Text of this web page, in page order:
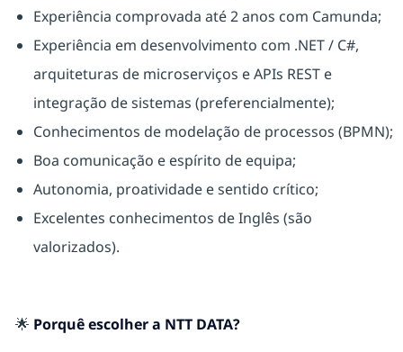
Experiência comprovada até 2 anos com Camunda;
Experiência em desenvolvimento com .NET / C#,
arquiteturas de microserviços e APIs REST e
integração de sistemas (preferencialmente);
Conhecimentos de modelação de processos (BPMN);
Boa comunicação e espírito de equipa;
Autonomia, proatividade e sentido crítico;
Excelentes conhecimentos de Inglês (são
valorizados).
🌟 Porquê escolher a NTT DATA?